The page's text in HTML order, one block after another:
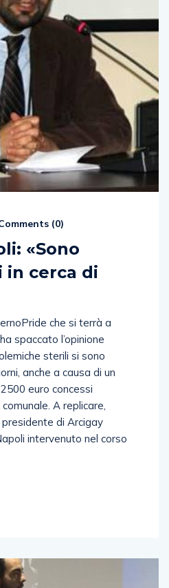
(0)
«Sono
in cerca di
che si terrà a
spaccato l’opinione
sterili si sono
anche a causa di un
euro concessi
A replicare,
di Arcigay
intervenuto nel corso